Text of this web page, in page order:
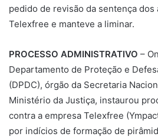
pedido de revisão da sentença dos
Telexfree e manteve a liminar.
PROCESSO ADMINISTRATIVO –
Departamento de Proteção e
(DPDC), órgão da Secretaria
Ministério da Justiça, instaurou
contra a empresa Telexfree
por indícios de formação de